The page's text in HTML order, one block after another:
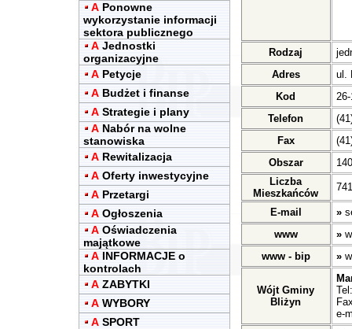
A Ponowne
wykorzystanie informacji
sektora publicznego
A Jednostki
organizacyjne
A Petycje
A Budżet i finanse
A Strategie i plany
A Nabór na wolne
stanowiska
A Rewitalizacja
A Oferty inwestycyjne
A Przetargi
A Ogłoszenia
A Oświadczenia
majątkowe
A INFORMACJE o
kontrolach
A ZABYTKI
A WYBORY
A SPORT
Rodzaj
Adres
ul.
Kod
Telefon
Fax
Obszar
Liczba
Mieszkańców
E-mail »
www
»
www - bip
»
Wójt Gminy
Bliżyn
e-